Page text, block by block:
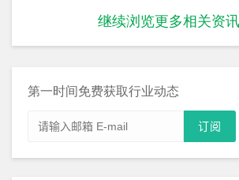
继续浏览更多相关资讯
第一时间免费获取行业动态